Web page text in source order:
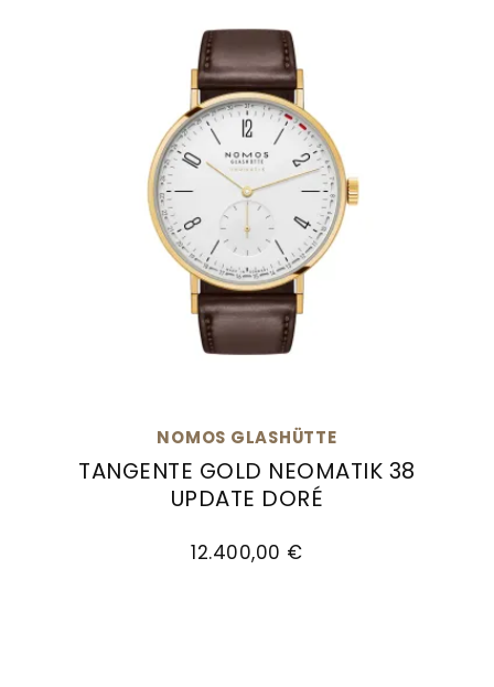
NOMOS GLASHÜTTE
TANGENTE GOLD NEOMATIK 38
UPDATE DORÉ
12.400,00 €